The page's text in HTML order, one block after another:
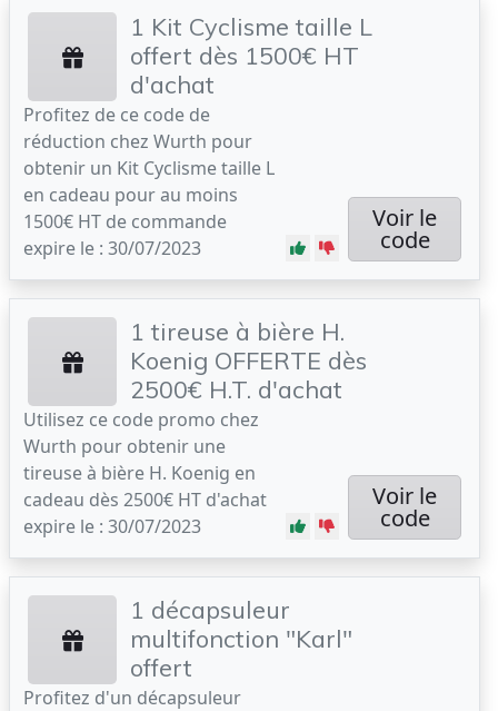
1 Kit Cyclisme taille L
offert dès 1500€ HT
d'achat
Profitez de ce code de
réduction chez Wurth pour
obtenir un Kit Cyclisme taille L
en cadeau pour au moins
1500€ HT de commande
expire le : 30/07/2023
Voir le
code
1 tireuse à bière H.
Koenig OFFERTE dès
2500€ H.T. d'achat
Utilisez ce code promo chez
Wurth pour obtenir une
tireuse à bière H. Koenig en
cadeau dès 2500€ HT d'achat
expire le : 30/07/2023
Voir le
code
1 décapsuleur
multifonction "Karl"
offert
Profitez d'un décapsuleur